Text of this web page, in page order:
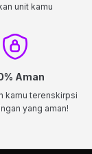
unit kamu
Aman
kamu terenskirpsi
yang aman!